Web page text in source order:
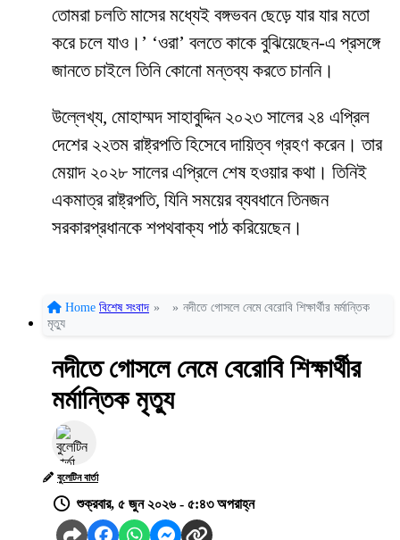
তোমরা চলতি মাসের মধ্যেই বঙ্গভবন ছেড়ে যার যার মতো
করে চলে যাও।’ ‘ওরা’ বলতে কাকে বুঝিয়েছেন-এ প্রসঙ্গে
জানতে চাইলে তিনি কোনো মন্তব্য করতে চাননি।
উল্লেখ্য, মোহাম্মদ সাহাবুদ্দিন ২০২৩ সালের ২৪ এপ্রিল
দেশের ২২তম রাষ্ট্রপতি হিসেবে দায়িত্ব গ্রহণ করেন। তার
মেয়াদ ২০২৮ সালের এপ্রিলে শেষ হওয়ার কথা। তিনিই
একমাত্র রাষ্ট্রপতি, যিনি সময়ের ব্যবধানে তিনজন
সরকারপ্রধানকে শপথবাক্য পাঠ করিয়েছেন।
Home বিশেষ সংবাদ » » নদীতে গোসলে নেমে বেরোবি শিক্ষার্থীর মর্মান্তিক
মৃত্যু
নদীতে গোসলে নেমে বেরোবি শিক্ষার্থীর
মর্মান্তিক মৃত্যু
বুলেটিন বার্তা
শুক্রবার, ৫ জুন ২০২৬ - ৫:৪৩ অপরাহ্ন